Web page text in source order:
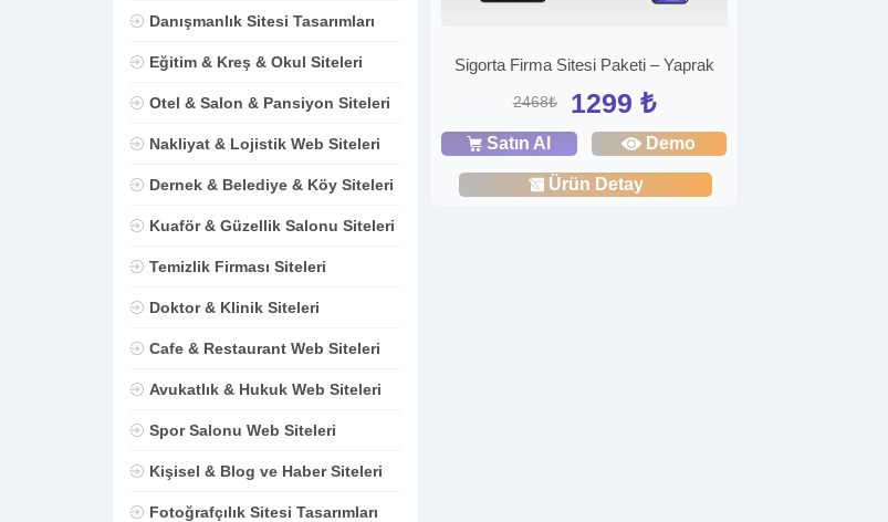
Danışmanlık Sitesi Tasarımları
Eğitim & Kreş & Okul Siteleri
Otel & Salon & Pansiyon Siteleri
Nakliyat & Lojistik Web Siteleri
Dernek & Belediye & Köy Siteleri
Kuaför & Güzellik Salonu Siteleri
Temizlik Firması Siteleri
Doktor & Klinik Siteleri
Cafe & Restaurant Web Siteleri
Avukatlık & Hukuk Web Siteleri
Spor Salonu Web Siteleri
Kişisel & Blog ve Haber Siteleri
Fotoğrafçılık Sitesi Tasarımları
Sigorta Firma Sitesi Paketi – Yaprak
2468₺ 1299 ₺
Satın Al Demo
Ürün Detay